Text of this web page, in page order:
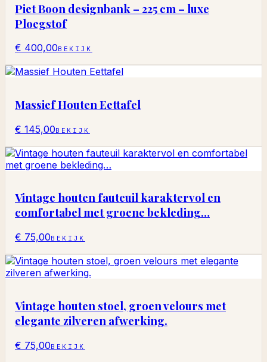
Piet Boon designbank – 225 cm – luxe
Ploegstof
€ 400,00BEKIJK
Massief Houten Eettafel
€ 145,00BEKIJK
Vintage houten fauteuil karaktervol en
comfortabel met groene bekleding…
€ 75,00BEKIJK
Vintage houten stoel, groen velours met
elegante zilveren afwerking.
€ 75,00BEKIJK